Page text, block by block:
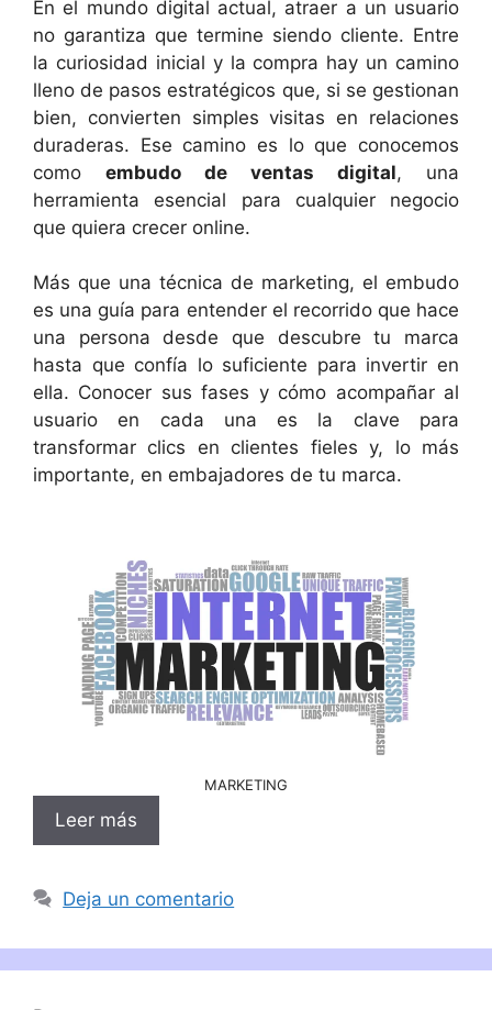
En el mundo digital actual, atraer a un usuario
no garantiza que termine siendo cliente. Entre
la curiosidad inicial y la compra hay un camino
lleno de pasos estratégicos que, si se gestionan
bien, convierten simples visitas en relaciones
duraderas. Ese camino es lo que conocemos
como embudo de ventas digital, una
herramienta esencial para cualquier negocio
que quiera crecer online.
Más que una técnica de marketing, el embudo
es una guía para entender el recorrido que hace
una persona desde que descubre tu marca
hasta que confía lo suficiente para invertir en
ella. Conocer sus fases y cómo acompañar al
usuario en cada una es la clave para
transformar clics en clientes fieles y, lo más
importante, en embajadores de tu marca.
MARKETING
Leer más
Deja un comentario